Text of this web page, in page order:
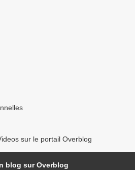
sur le portail Overblog
blog sur Overblog